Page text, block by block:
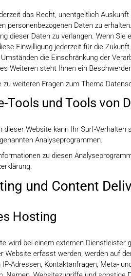
das Recht, unentgeltlich
personenbezogenen Daten zu
dieser Daten zu verlangen. Wenn Sie
Einwilligung jederzeit für die
die Einschränkung der
Weiteren steht Ihnen ein
zu weiteren Fragen zum Thema
Tools und Tools von
dieser Website kann Ihr Surf-
Analyseprogrammen.
zu diesen
und Content
Hosting
wird bei einem externen Dienstleister
Website erfasst werden, werden auf
IP-Adressen, Kontaktanfragen, Meta-